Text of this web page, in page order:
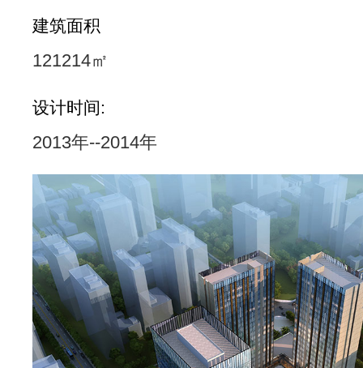
建筑面积
121214㎡
设计时间:
2013年--2014年